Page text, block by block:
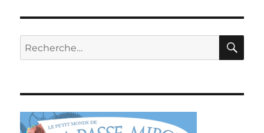
Recherche
pour :